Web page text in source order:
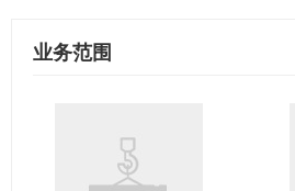
业务范围